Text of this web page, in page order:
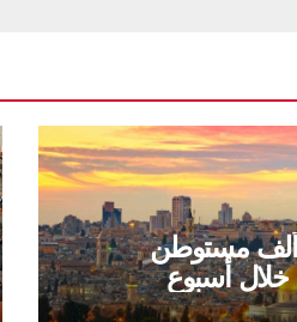
ألف مستوطن
أسبوع